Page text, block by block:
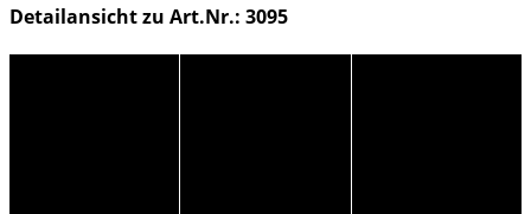
Detailansicht zu Art.Nr.: 3095